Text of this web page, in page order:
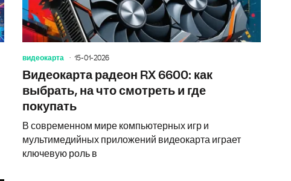
видеокарта 15-01-2026
Видеокарта радеон RX 6600: как
выбрать, на что смотреть и где
покупать
В современном мире компьютерных игр и
мультимедийных приложений видеокарта играет
ключевую роль в